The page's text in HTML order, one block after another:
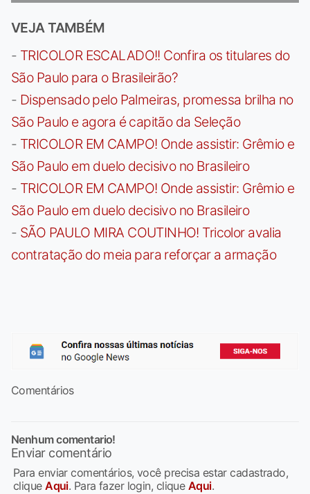
VEJA TAMBÉM
- TRICOLOR ESCALADO!! Confira os titulares do
São Paulo para o Brasileirão?
- Dispensado pelo Palmeiras, promessa brilha no
São Paulo e agora é capitão da Seleção
- TRICOLOR EM CAMPO! Onde assistir: Grêmio e
São Paulo em duelo decisivo no Brasileiro
- TRICOLOR EM CAMPO! Onde assistir: Grêmio e
São Paulo em duelo decisivo no Brasileiro
- SÃO PAULO MIRA COUTINHO! Tricolor avalia
contratação do meia para reforçar a armação
Comentários
Nenhum comentario!
Enviar comentário
Para enviar comentários, você precisa estar cadastrado,
cliqueAqui. Para fazer login, clique Aqui.